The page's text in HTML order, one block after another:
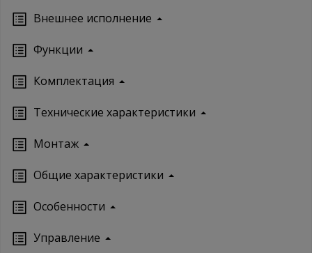
Внешнее исполнение
Функции
Комплектация
Технические характеристики
Монтаж
Oбщие характеристики
Особенности
Управление